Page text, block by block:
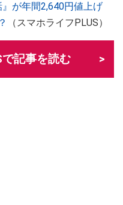
が年間2,640円値上げ
（スマホライフPLUS）
記事を読む